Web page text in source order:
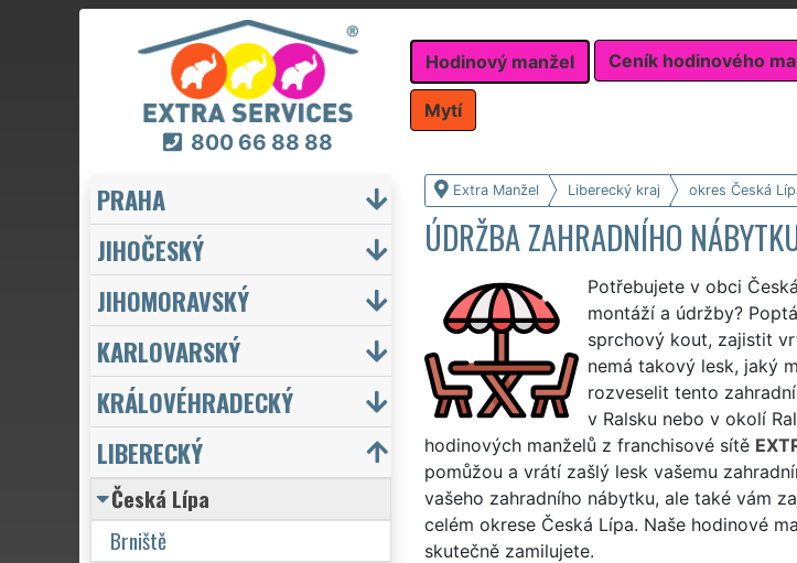
800 66 88 88
Hodinový manžel Ceník hodinového
Mytí
Extra Manžel Liberecký kraj okres Česká
ÚDRŽBA ZAHRADNÍHO
Potřebujete v obci
montáží a údržby?
sprchový kout, zajistit
nemá takový lesk, jaký
rozveselit tento
v Ralsku nebo v okolí
hodinových manželů z franchisové sítě
pomůžou a vrátí zašlý lesk vašemu
vašeho zahradního nábytku, ale také vám
celém okrese Česká Lípa. Naše hodinové
skutečně zamilujete.
PRAHA
JIHOČESKÝ
JIHOMORAVSKÝ
KARLOVARSKÝ
KRÁLOVÉHRADECKÝ
LIBERECKÝ
Česká Lípa
Brniště